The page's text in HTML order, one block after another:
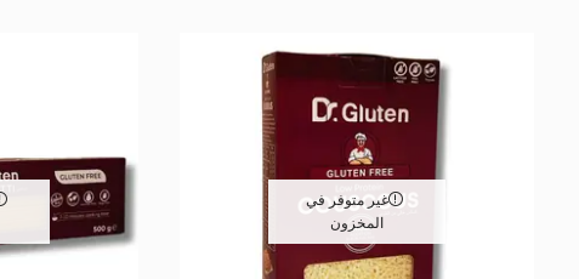
غير متوفر في
المخزون